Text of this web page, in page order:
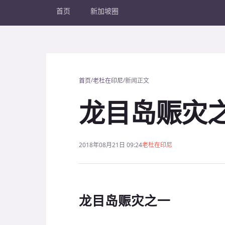
首页 新加坡圈
首页/老杜在印尼/新闻正文
龙目岛赈灾
2018年08月21日 09:24老杜在印尼
龙目岛赈灾之一